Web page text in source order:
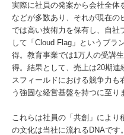
実際に社員の発案から会社全体
などが多数あり、それが現在
では高い技術力を保有し、自社
して「Cloud Flag」というブラ
得。教育事業では1万人の受講
得。結果として、売上は20期
スフィールドにおける競争力も
う強固な経営基盤を持つに至り
これらは社員の「共創」により
の文化は当社に流れるDNAで